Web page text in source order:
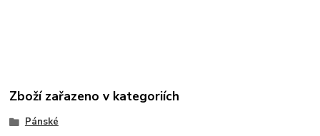
Zboží zařazeno v kategoriích
Pánské